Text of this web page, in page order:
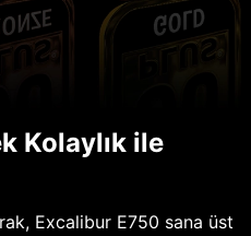
Kolaylık ile
Excalibur E750 sana üst